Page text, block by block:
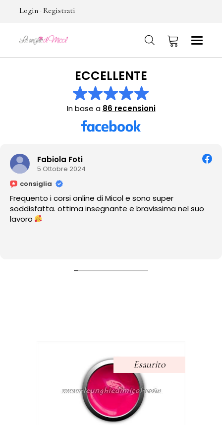
Login Registrati
No products in the cart.
ECCELLENTE
In base a 86 recensioni
Fabiola Foti
5 Ottobre 2024
consiglia
Frequento i corsi online di Micol e sono super
soddisfatta. ottima insegnante e bravissima nel suo
lavoro
Esaurito